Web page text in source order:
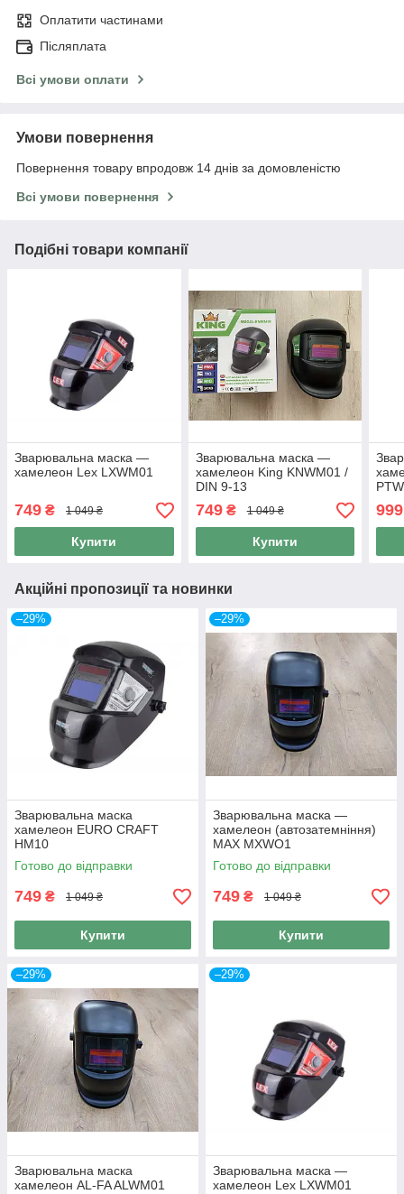
Оплатити частинами
Післяплата
Всі умови оплати
Умови повернення
Повернення товару впродовж 14 днів за домовленістю
Всі умови повернення
Подібні товари компанії
Зварювальна маска —
хамелеон Lex LXWM01
749 ₴ 1 049 ₴
Купити
Зварювальна маска —
хамелеон King KNWM01 /
DIN 9-13
749₴ 1 049 ₴
Купити
999
Акційні пропозиції та новинки
–29%
Зварювальна маска
хамелеон EURO CRAFT
НМ10
Готово до відправки
749 ₴ 1 049 ₴
Купити
–29%
Зварювальна маска —
хамелеон (автозатемніння)
MAX MXWO1
Готово до відправки
749 ₴ 1 049 ₴
Купити
–29%
Зварювальна маска
хамелеон AL-FA ALWM01
–29%
Зварювальна маска —
хамелеон Lex LXWM01